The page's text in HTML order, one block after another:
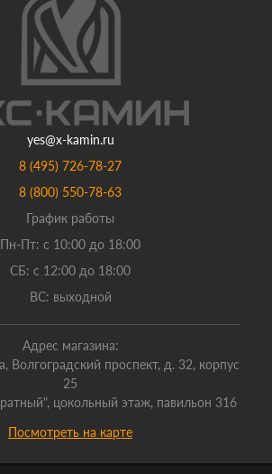
yes@x-kamin.ru
8 (495) 726-78-27
8 (800) 550-78-63
График работы
Пн-Пт: с 10:00 до 18:00
СБ: с 12:00 до 18:00
ВС: выходной
Адрес магазина:
Волгоградский проспект, д. 32, корпус
25
цокольный этаж, павильон 316
Посмотреть на карте